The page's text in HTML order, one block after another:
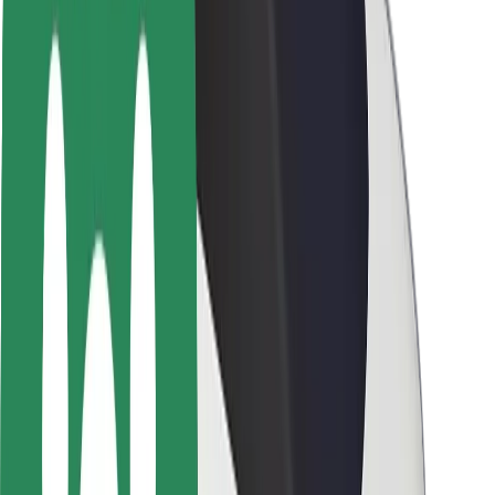
Varnost voznikov
Varnost skirojev
Varnostni kotiček
Mesta
Lokacije
Rešitve za mesto
Letališča
Bolt polnilne postaje
Pomoč
Za potnike
Za voznike
Za dostavljavce